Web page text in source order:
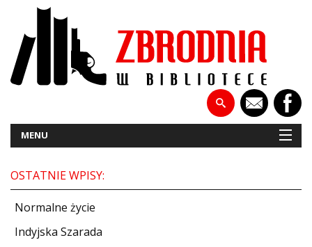
MENU
PATRONATY
OSTATNIE WPISY:
Normalne życie
Indyjska Szarada